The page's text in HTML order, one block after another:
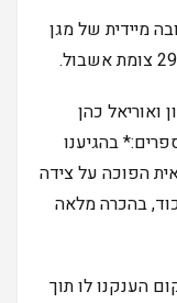
מיידית של מגן
ואוריאל כהן
בהגיענו
הפוכה על צידה
כבן 22 כשהוא לכוד, בהכרה מלאה
הענקנו לו תוך